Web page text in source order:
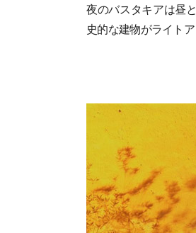
夜のバスタキアは昼
史的な建物がライト